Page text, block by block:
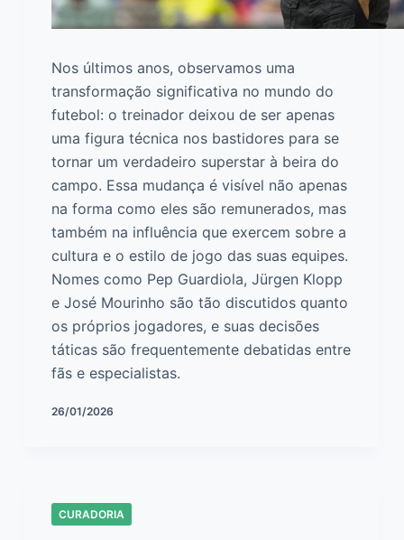
Nos últimos anos, observamos uma
transformação significativa no mundo do
futebol: o treinador deixou de ser apenas
uma figura técnica nos bastidores para se
tornar um verdadeiro superstar à beira do
campo. Essa mudança é visível não apenas
na forma como eles são remunerados, mas
também na influência que exercem sobre a
cultura e o estilo de jogo das suas equipes.
Nomes como Pep Guardiola, Jürgen Klopp
e José Mourinho são tão discutidos quanto
os próprios jogadores, e suas decisões
táticas são frequentemente debatidas entre
fãs e especialistas.
26/01/2026
CURADORIA